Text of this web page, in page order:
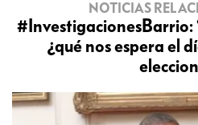
NOTICIAS
#InvestigacionesBarrio:
¿qué nos espera el